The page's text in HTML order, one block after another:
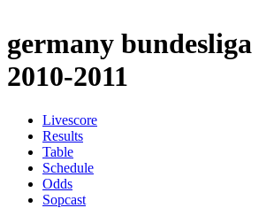
germany bundesliga
2010-2011
Livescore
Results
Table
Schedule
Odds
Sopcast